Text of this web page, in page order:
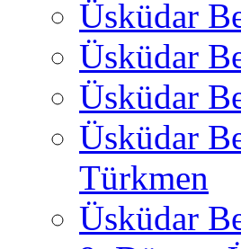
Üsküdar
Üsküdar
Üsküdar
Üsküdar
Türkmen
Üsküdar